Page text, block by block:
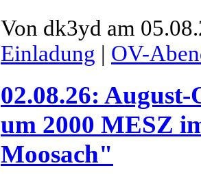
Von dk3yd am
Einladung | OV-
02.08.26: August-
um 2000 MESZ
Moosach"